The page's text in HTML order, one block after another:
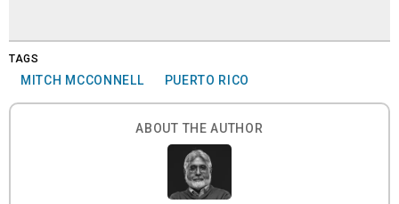
TAGS
MITCH MCCONNELL PUERTO RICO
ABOUT THE AUTHOR